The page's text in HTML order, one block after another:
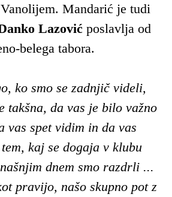
Mandarić je tudi
Lazović poslavlja od
belega tabora.
ko smo se zadnjič videli,
takšna, da vas je bilo važno
vas spet vidim in da vas
kaj se dogaja v klubu
dnem smo razdrli ...
pravijo, našo skupno pot z